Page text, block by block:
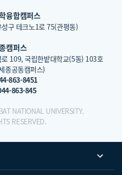
융합캠퍼스
구 테크노1로 75(관평동)
캠퍼스
109, 국립한밭대학교(5동) 103호
종공동캠퍼스)
863-8451
863-845
NATIONAL UNIVERSITY.
RESERVED.